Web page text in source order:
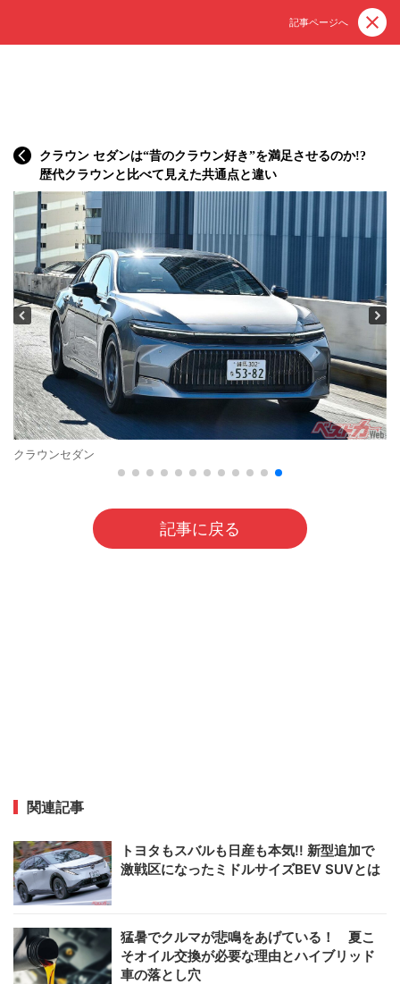
記事ページへ
クラウン セダンは“昔のクラウン好き”を満足させるのか!?
歴代クラウンと比べて見えた共通点と違い
クラウンセダン
記事に戻る
関連記事
トヨタもスバルも日産も本気!! 新型追加で
激戦区になったミドルサイズBEV SUVとは
猛暑でクルマが悲鳴をあげている！ 夏こ
そオイル交換が必要な理由とハイブリッド
車の落とし穴